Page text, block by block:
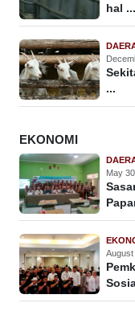
hal ...
...
EKONOMI
May